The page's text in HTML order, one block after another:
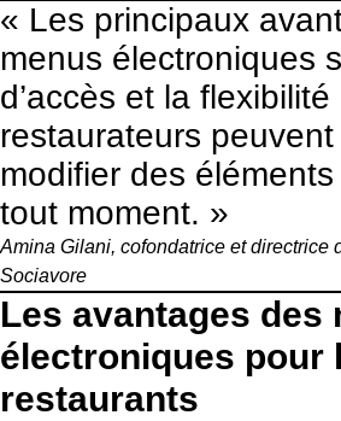
« Les principaux
menus électroniques
d’accès et la
restaurateurs
modifier des
tout moment. »
Amina Gilani, cofondatrice et directrice
Sociavore
Les avantages des
électroniques pour
restaurants